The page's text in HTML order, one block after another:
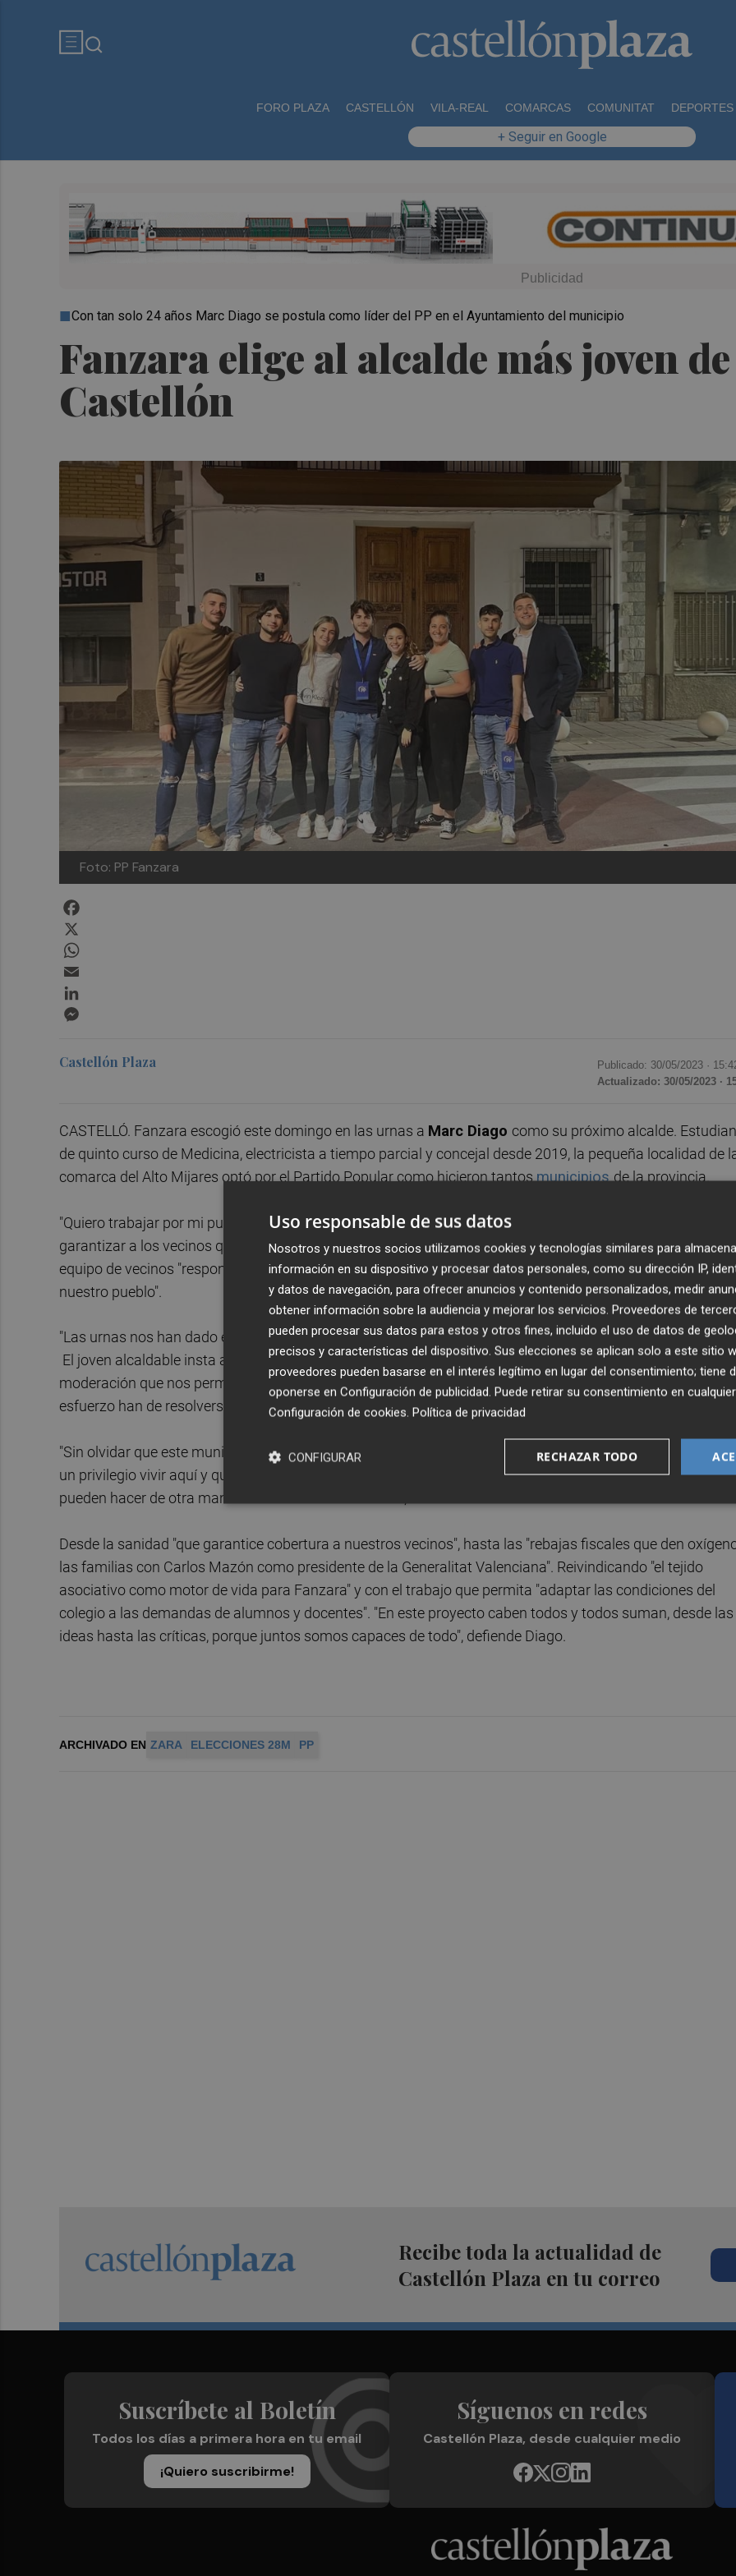
FORO PLAZA CASTELLÓN VILA-REAL COMARCAS COMUNITAT DEPORTES
+ Seguir en Google
Fanzara elige al alcalde más joven
Castellón
Con tan solo 24 años Marc Diago se postula como líder del PP en el Ayuntamiento del municipio
Foto: PP Fanzara
Castellón Plaza Publicado: 30/05/2023 ·
Actualizado: 30/05/2023 ·
CASTELLÓ. Fanzara escogió este domingo en las urnas a Marc Diago como su próximo alcalde.
de quinto curso de Medicina, electricista a tiempo parcial y concejal desde 2019, la pequeña localidad de
comarca del Alto Mijares optó por el Partido Popular como hicieron tantosmunicipiosde la provincia.
"Quiero trabajar por mi pueblo, demostrar que con esfuerzo se pueden conseguir mejores recursos y
garantizar a los vecinos que los problemas tienen soluciones", expresa. Diago garantiza el trabajo de un
equipo de vecinos "responsable y comprometido que desea trabajar con humildad y escucha, la que
nuestro pueblo".
"Las urnas nos han dado es un mandato sagrado que va a guiar la gestión de nuestro municipio", asegura.
El joven alcaldable insta a la "participación, diálogo y consenso porque es lo que nos piden los vecinos".
moderación que nos permita trabajar hacia una mejor calidad de vida y una solución a problemas que con
esfuerzo han de resolverse", determina.
"Sin olvidar que este municipio tiene un potencial absoluto para garantizar prosperidad y desarrollo. Que
un privilegio vivir aquí y que como hemos venido diciendo estos cuatro años en la oposición, las cosas se
pueden hacer de otra manera. Y no les vamos a fallar", afirma.
Desde la sanidad "que garantice cobertura a nuestros vecinos", hasta las "rebajas fiscales que den
las familias con Carlos Mazón como presidente de la Generalitat Valenciana". Reivindicando "el tejido
asociativo como motor de vida para Fanzara" y con el trabajo que permita "adaptar las condiciones del
colegio a las demandas de alumnos y docentes". "En este proyecto caben todos y todos suman, desde las
ideas hasta las críticas, porque juntos somos capaces de todo", defiende Diago.
ARCHIVADO EN ZARA ELECCIONES 28M PP
Recibe toda la actualidad de
Castellón Plaza en tu correo
Suscríbete al Boletín
Todos los días a primera hora en tu email
¡Quiero suscribirme!
Síguenos en redes
Castellón Plaza, desde cualquier medio
Uso responsable de sus datos
Nosotros y nuestros socios utilizamos cookies y tecnologías similares para
información en su dispositivo y procesar datos personales, como su dirección IP,
y datos de navegación, para ofrecer anuncios y contenido personalizados, medir
obtener información sobre la audiencia y mejorar los servicios. Proveedores de
pueden procesar sus datos para estos y otros fines, incluido el uso de datos de
precisos y características del dispositivo. Sus elecciones se aplican solo a este sitio
proveedores pueden basarse en el interés legítimo en lugar del consentimiento; tiene
oponerse en Configuración de publicidad. Puede retirar su consentimiento en
Configuración de cookies. Política de privacidad
RECHAZAR TODO
CONFIGURAR